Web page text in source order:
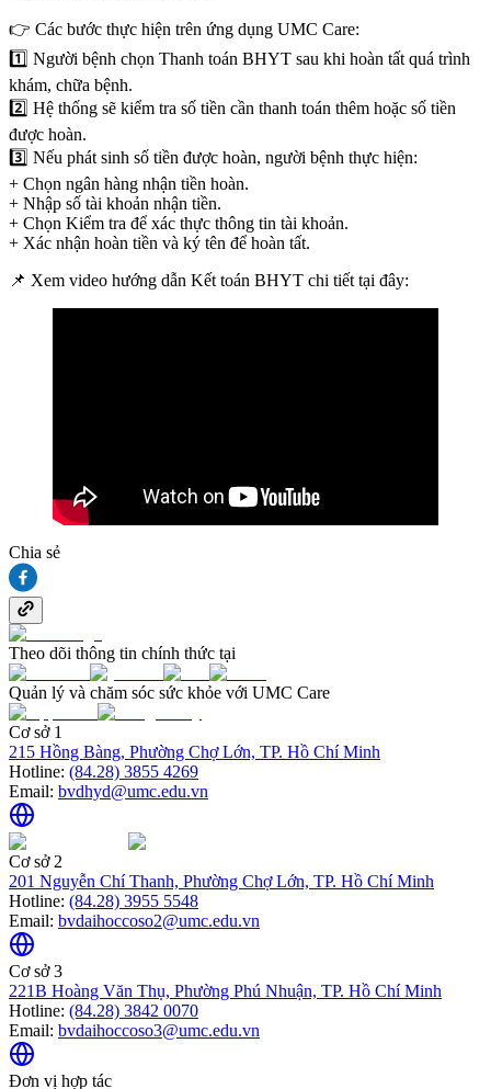
👉 Các bước thực hiện trên ứng dụng UMC Care:
1️⃣ Người bệnh chọn Thanh toán BHYT sau khi hoàn tất quá trình
khám, chữa bệnh.
2️⃣ Hệ thống sẽ kiểm tra số tiền cần thanh toán thêm hoặc số tiền
được hoàn.
3️⃣ Nếu phát sinh số tiền được hoàn, người bệnh thực hiện:
+ Chọn ngân hàng nhận tiền hoàn.
+ Nhập số tài khoản nhận tiền.
+ Chọn Kiểm tra để xác thực thông tin tài khoản.
+ Xác nhận hoàn tiền và ký tên để hoàn tất.
📌 Xem video hướng dẫn Kết toán BHYT chi tiết tại đây:
Chia sẻ
Theo dõi thông tin chính thức tại
Quản lý và chăm sóc sức khỏe với UMC Care
Cơ sở 1
215 Hồng Bàng, Phường Chợ Lớn, TP. Hồ Chí Minh
Hotline: (84.28) 3855 4269
Email: bvdhyd@umc.edu.vn
Cơ sở 2
201 Nguyễn Chí Thanh, Phường Chợ Lớn, TP. Hồ Chí Minh
Hotline: (84.28) 3955 5548
Email: bvdaihoccoso2@umc.edu.vn
Cơ sở 3
221B Hoàng Văn Thụ, Phường Phú Nhuận, TP. Hồ Chí Minh
Hotline: (84.28) 3842 0070
Email: bvdaihoccoso3@umc.edu.vn
Đơn vị hợp tác